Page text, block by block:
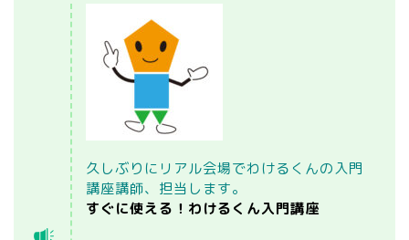
久しぶりにリアル会場でわけるくんの入門
講座講師、担当します。
すぐに使える！わけるくん入門講座